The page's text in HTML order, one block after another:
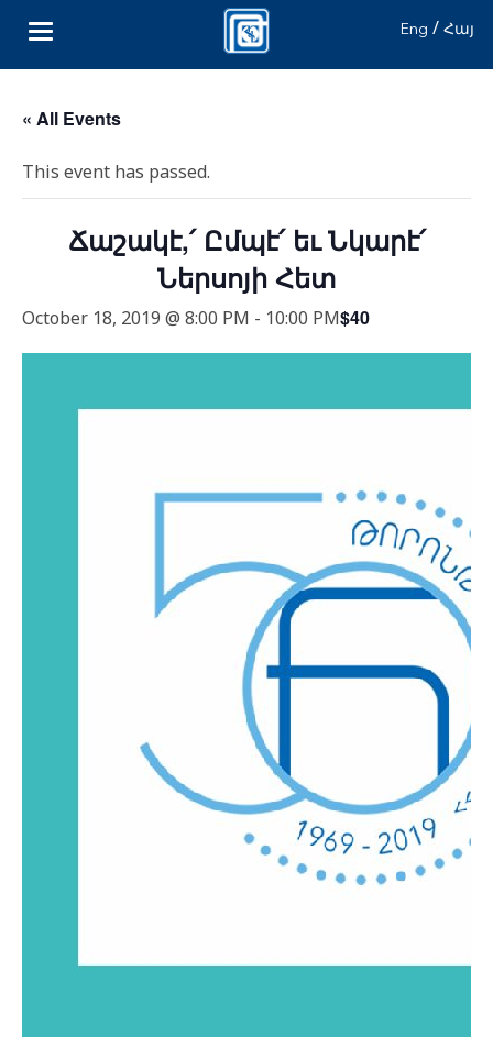
Eng / Հայ
« All Events
This event has passed.
Ճաշակէ,՛ Ըմպէ՛ եւ Նկարէ՛
Ներսոյի Հետ
October 18, 2019 @ 8:00 PM - 10:00 PM$40